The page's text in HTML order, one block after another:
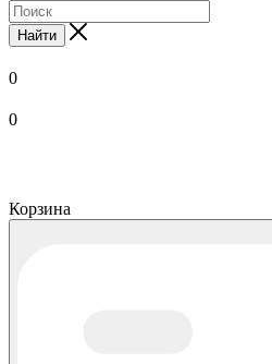
Найти
0
0
Корзина